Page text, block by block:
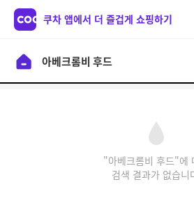
쿠차 앱에서 더 즐겁게 쇼핑하기
"아베크롬비 후드"에
검색 결과가 없습니